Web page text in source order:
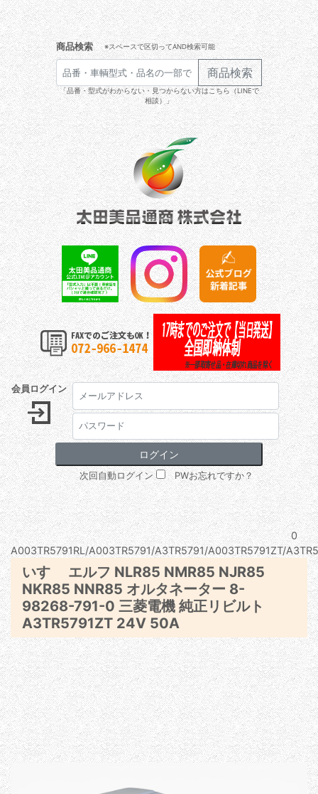
商品検索 ※スペースで区切ってAND検索可能
商品検索
「品番・型式がわからない・見つからない方はこちら（LINEで
相談）」
会員ログイン
次回自動ログイン PWお忘れですか？
0
A003TR5791RL/A003TR5791/A3TR5791/A003TR5791ZT/
いすゞ エルフ NLR85 NMR85 NJR85
NKR85 NNR85 オルタネーター 8-
98268-791-0 三菱電機 純正リビルト
A3TR5791ZT 24V 50A